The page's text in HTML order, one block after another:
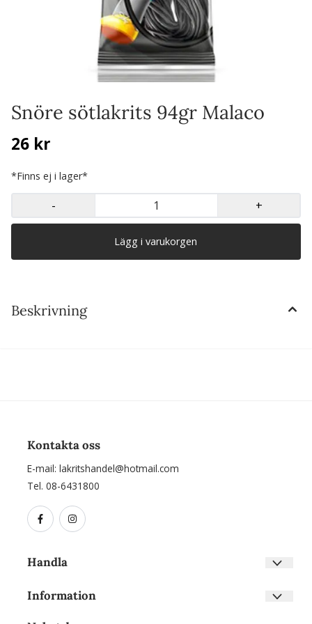
Snöre sötlakrits 94gr Malaco
26 kr
*Finns ej i lager*
- +
Beskrivning
Kontakta oss
E-mail: lakritshandel@hotmail.com
Tel. 08-6431800
Handla
Kontakta oss
Information